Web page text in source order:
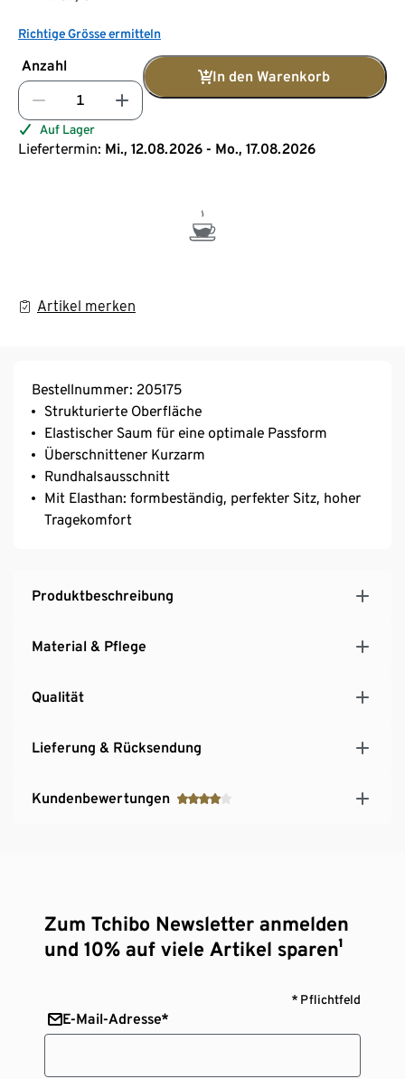
Richtige Grösse ermitteln
Anzahl
In den Warenkorb
Auf Lager
Liefertermin: Mi., 12.08.2026 - Mo., 17.08.2026
Artikel merken
Bestellnummer: 205175
Strukturierte Oberfläche
Elastischer Saum für eine optimale Passform
Überschnittener Kurzarm
Rundhalsausschnitt
Mit Elasthan: formbeständig, perfekter Sitz, hoher
Tragekomfort
Produktbeschreibung
Material & Pflege
Qualität
Lieferung & Rücksendung
Kundenbewertungen
Zum Tchibo Newsletter anmelden
und 10% auf viele Artikel sparen¹
* Pflichtfeld
E-Mail-Adresse*